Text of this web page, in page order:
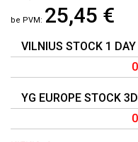
PAVEIKSLĖLIŲ
PRADŽIĄ
25,45 €
VILNIUS STOCK 1 DAY
YG EUROPE STOCK 3D